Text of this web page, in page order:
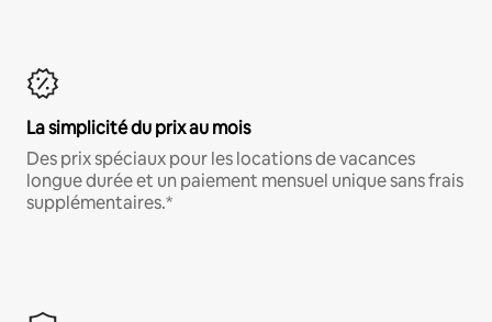
La simplicité du prix au mois
Des prix spéciaux pour les locations de vacances
longue durée et un paiement mensuel unique sans frais
supplémentaires.*